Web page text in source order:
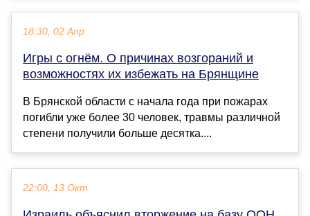
18:30, 02 Апр
Игры с огнём. О причинах возгораний и
возможностях их избежать на Брянщине
В Брянской области с начала года при пожарах
погибли уже более 30 человек, травмы различной
степени получили больше десятка....
22:00, 13 Окт